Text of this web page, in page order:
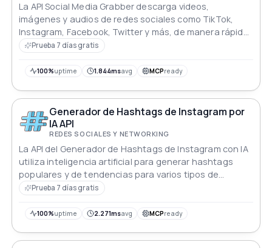
La API Social Media Grabber descarga videos,
imágenes y audios de redes sociales como TikTok,
Instagram, Facebook, Twitter y más, de manera rápida
y sin marcas de agua.
Prueba 7 días gratis
100%uptime 1.844msavg MCPready
Generador de Hashtags de Instagram por
IA API
REDES SOCIALES Y NETWORKING
La API del Generador de Hashtags de Instagram con IA
utiliza inteligencia artificial para generar hashtags
populares y de tendencias para varios tipos de
publicaciones en Instagram. Al proporcionar a la API el
hashtags relevantes para aumentar la visibilidad, la
Prueba 7 días gratis
100%uptime 2.271msavg MCPready